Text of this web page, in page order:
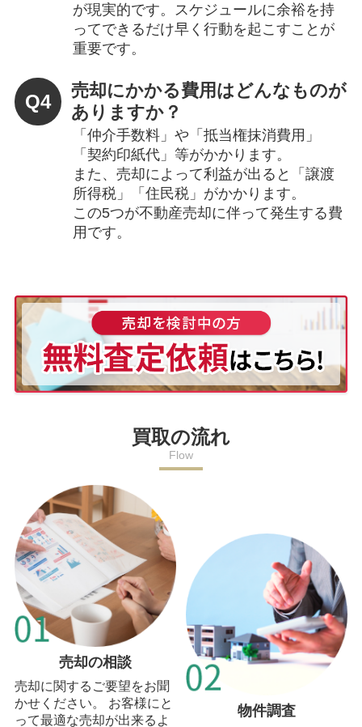
が現実的です。スケジュールに余裕を持
ってできるだけ早く行動を起こすことが
重要です。
Q4
売却にかかる費用はどんなものが
ありますか？
「仲介手数料」や「抵当権抹消費用」
「契約印紙代」等がかかります。
また、売却によって利益が出ると「譲渡
所得税」「住民税」がかかります。
この5つが不動産売却に伴って発生する費
用です。
買取の流れ
Flow
売却の相談
売却に関するご要望をお聞
かせください。 お客様にと
って最適な売却が出来るよ
物件調査